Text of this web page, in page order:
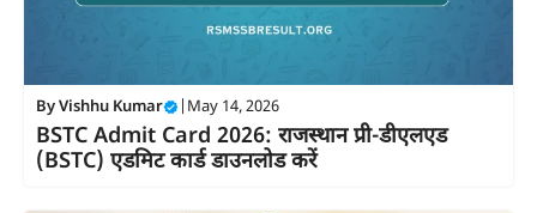
ByVishhu Kumar May 14, 2026
BSTC Admit Card 2026: राजस्थान प्री-डीएलएड
(BSTC) एडमिट कार्ड डाउनलोड करें